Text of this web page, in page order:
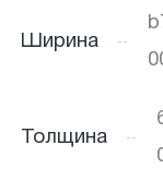
Ширина
Толщина